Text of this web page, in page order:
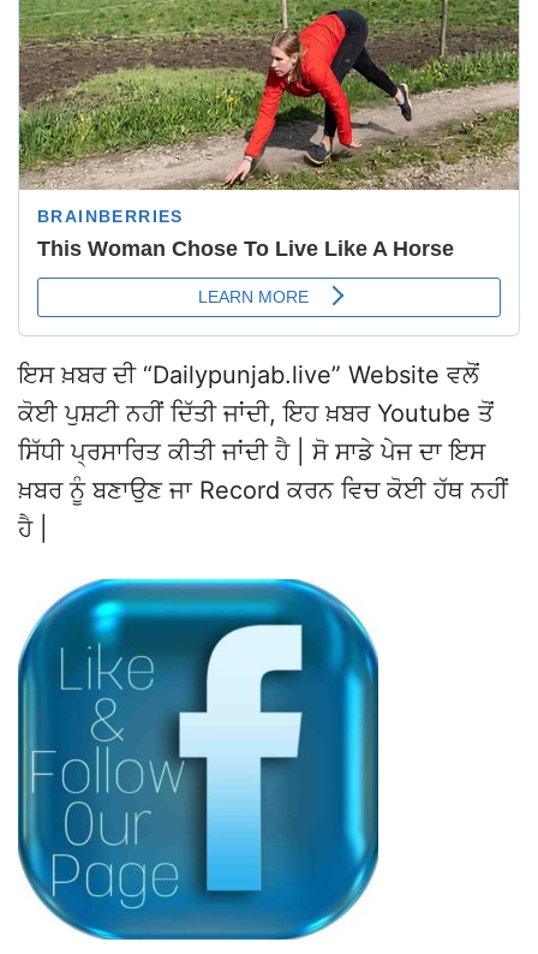
ਇਸ ਖ਼ਬਰ ਦੀ “Dailypunjab.live” Website ਵਲੋਂ
ਕੋਈ ਪੁਸ਼ਟੀ ਨਹੀਂ ਦਿੱਤੀ ਜਾਂਦੀ, ਇਹ ਖ਼ਬਰ Youtube ਤੋਂ
ਸਿੱਧੀ ਪ੍ਰਸਾਰਿਤ ਕੀਤੀ ਜਾਂਦੀ ਹੈ | ਸੋ ਸਾਡੇ ਪੇਜ ਦਾ ਇਸ
ਖ਼ਬਰ ਨੂੰ ਬਣਾਉਣ ਜਾ Record ਕਰਨ ਵਿਚ ਕੋਈ ਹੱਥ ਨਹੀਂ
ਹੈ |